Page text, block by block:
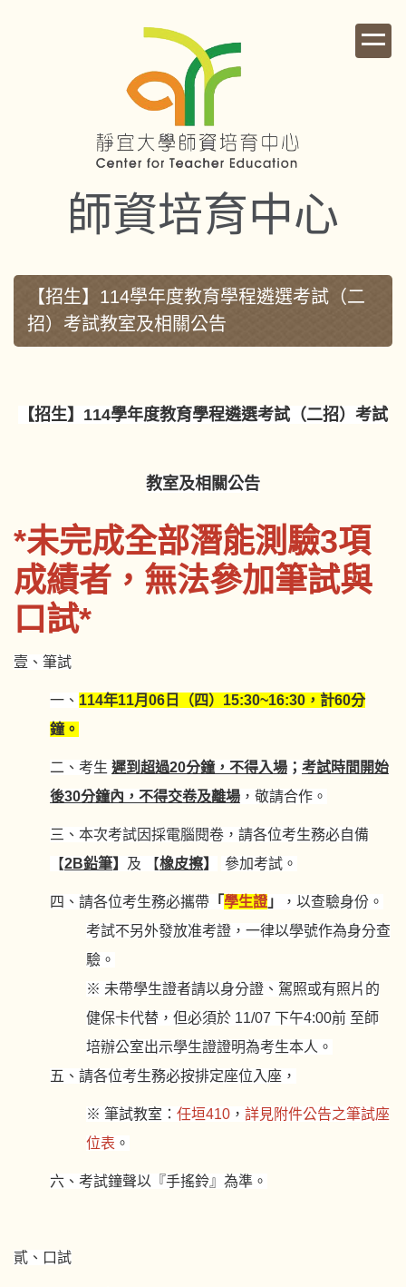
師資培育中心
【招生】114學年度教育學程遴選考試（二
招）考試教室及相關公告
【招生】114學年度教育學程遴選考試（二招）考試
教室及相關公告
*未完成全部潛能測驗3項
成績者，無法參加筆試與
口試*
壹、筆試
一、 114年11月06日（四）15:30~16:30，計60分
鐘。
二、 考生 遲到超過20分鐘，不得入場 ； 考試時間開始
後30分鐘內，不得交卷及離場 ，敬請合作。
三、本次考試因採電腦閱卷，請各位考生務必自備
【2B鉛筆】 及 【橡皮擦】 參加考試。
四、請各位考生務必攜帶 「學生證 」
，以查驗身份。
考試不另外發放准考證，一律以學號作為身分查
驗。
※ 未帶學生證者請以身分證、駕照或有照片的
健保卡代替，但必須於 11/07 下午4:00前 至師
培辦公室出示學生證證明為考生本人。
五、請各位考生務必按排定座位入座，
※ 筆試教室： 任垣410 ， 詳見附件公告之筆試座
位表 。
六、考試鐘聲以『手搖鈴』為準。
貳、口試